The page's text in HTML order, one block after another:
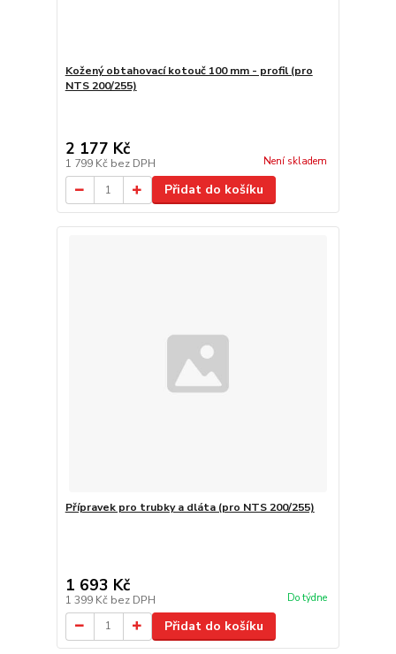
Kožený obtahovací kotouč 100 mm - profil (pro
NTS 200/255)
2 177 Kč
1 799 Kč bez DPH Není skladem
Přidat do košíku
Přípravek pro trubky a dláta (pro NTS 200/255)
1 693 Kč
1 399 Kč bez DPH Do týdne
Přidat do košíku